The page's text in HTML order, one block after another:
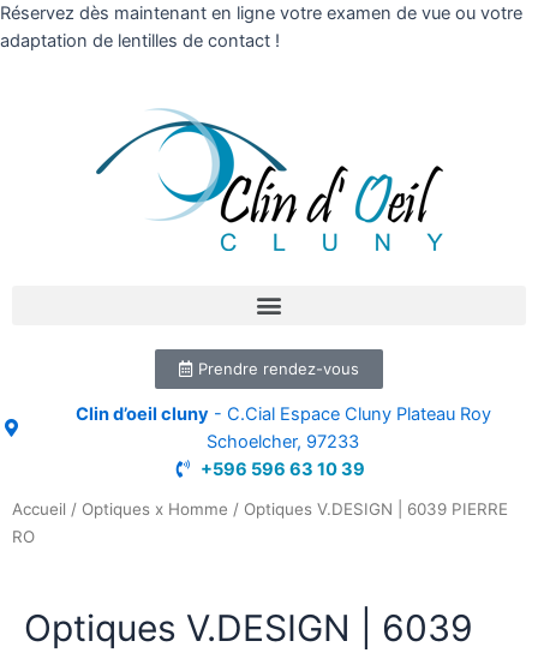
Réservez dès maintenant en ligne votre examen de vue ou votre
adaptation de lentilles de contact !
Prendre rendez-vous
Clin d’oeil cluny- C.Cial Espace Cluny Plateau Roy
Schoelcher, 97233
+596 596 63 10 39
Accueil / Optiques x Homme / Optiques V.DESIGN | 6039 PIERRE
RO
Optiques V.DESIGN | 6039